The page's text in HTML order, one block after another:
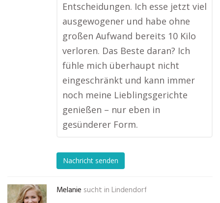
Entscheidungen. Ich esse jetzt viel
ausgewogener und habe ohne
großen Aufwand bereits 10 Kilo
verloren. Das Beste daran? Ich
fühle mich überhaupt nicht
eingeschränkt und kann immer
noch meine Lieblingsgerichte
genießen – nur eben in
gesünderer Form.
Nachricht senden
Melanie sucht in Lindendorf